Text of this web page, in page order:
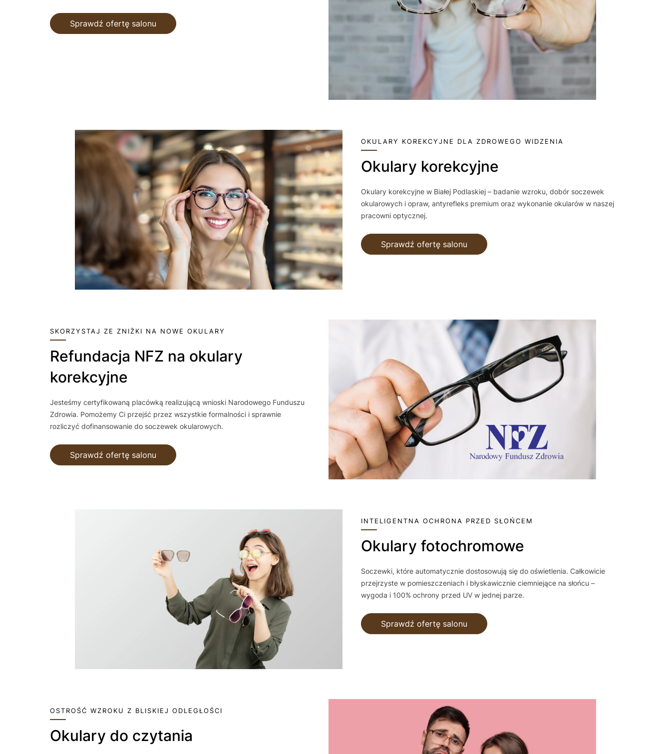
Sprawdź ofertę salonu
OKULARY KOREKCYJNE DLA ZDROWEGO WIDZENIA
Okulary korekcyjne
Okulary korekcyjne w Białej Podlaskiej – badanie wzroku, dobór soczewek
okularowych i opraw, antyrefleks premium oraz wykonanie okularów w naszej
pracowni optycznej.
Sprawdź ofertę salonu
SKORZYSTAJ ZE ZNIŻKI NA NOWE OKULARY
Refundacja NFZ na okulary
korekcyjne
Jesteśmy certyfikowaną placówką realizującą wnioski Narodowego Funduszu
Zdrowia. Pomożemy Ci przejść przez wszystkie formalności i sprawnie
rozliczyć dofinansowanie do soczewek okularowych.
Sprawdź ofertę salonu
INTELIGENTNA OCHRONA PRZED SŁOŃCEM
Okulary fotochromowe
Soczewki, które automatycznie dostosowują się do oświetlenia. Całkowicie
przejrzyste w pomieszczeniach i błyskawicznie ciemniejące na słońcu –
wygoda i 100% ochrony przed UV w jednej parze.
Sprawdź ofertę salonu
OSTROŚĆ WZROKU Z BLISKIEJ ODLEGŁOŚCI
Okulary do czytania